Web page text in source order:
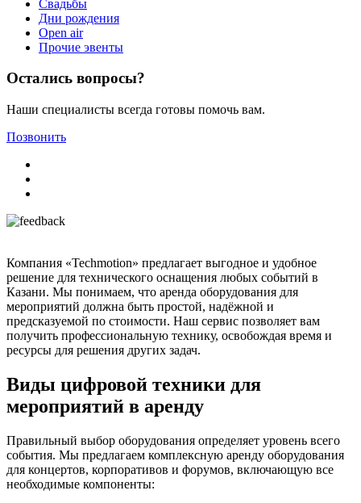
Свадьбы
Дни рождения
Open air
Прочие эвенты
Остались вопросы?
Наши специалисты всегда готовы помочь вам.
Позвонить
Компания «Techmotion» предлагает выгодное и удобное
решение для технического оснащения любых событий в
Казани. Мы понимаем, что аренда оборудования для
мероприятий должна быть простой, надёжной и
предсказуемой по стоимости. Наш сервис позволяет вам
получить профессиональную технику, освобождая время и
ресурсы для решения других задач.
Виды цифровой техники для
мероприятий в аренду
Правильный выбор оборудования определяет уровень всего
события. Мы предлагаем комплексную аренду оборудования
для концертов, корпоративов и форумов, включающую все
необходимые компоненты: